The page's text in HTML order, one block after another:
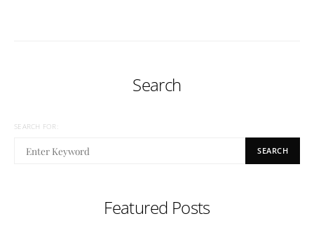
Search
SEARCH FOR:
SEARCH
Featured Posts